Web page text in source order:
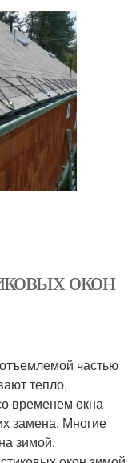
окон
частью
тепло,
временем окна
замена. Многие
зимой.